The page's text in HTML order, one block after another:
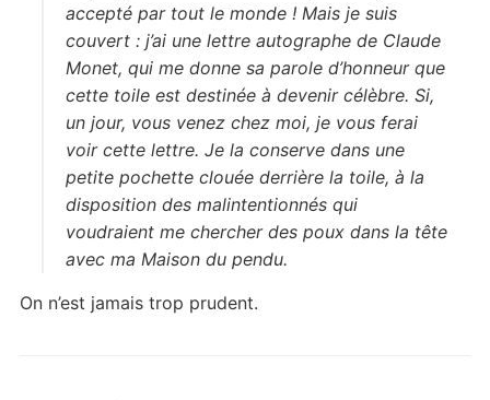
accepté par tout le monde ! Mais je suis
couvert : j’ai une lettre autographe de Claude
Monet, qui me donne sa parole d’honneur que
cette toile est destinée à devenir célèbre. Si,
un jour, vous venez chez moi, je vous ferai
voir cette lettre. Je la conserve dans une
petite pochette clouée derrière la toile, à la
disposition des malintentionnés qui
voudraient me chercher des poux dans la tête
avec ma Maison du pendu.
On n’est jamais trop prudent.